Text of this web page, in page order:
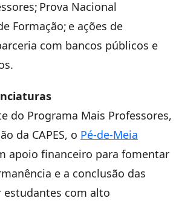
Prova Nacional
Formação; e ações de
com bancos públicos e
do Programa Mais Professores,
da CAPES, o Pé-de-Meia
apoio financeiro para fomentar
e a conclusão das
estudantes com alto